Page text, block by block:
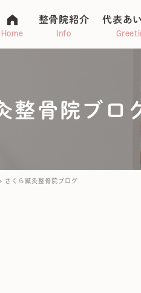
Home
整骨院紹介
Info
代表あ
アトピー
不妊・
整骨院ブロ
さくら鍼灸整骨院ブログ